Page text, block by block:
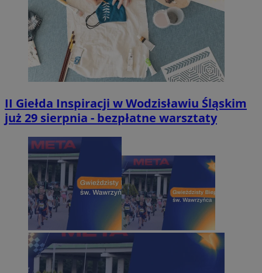
II Giełda Inspiracji w Wodzisławiu Śląskim
już 29 sierpnia - bezpłatne warsztaty